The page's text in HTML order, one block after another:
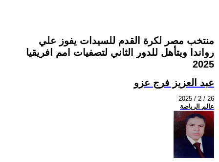
منتخب مصر لكرة القدم للسيدات يفوز علي
رواندا ويتأهل للدور الثاني لتصفيات امم افريقيا
2025
عبد العزيز فرج عزو
2025 / 2 / 26
عالم الرياضة